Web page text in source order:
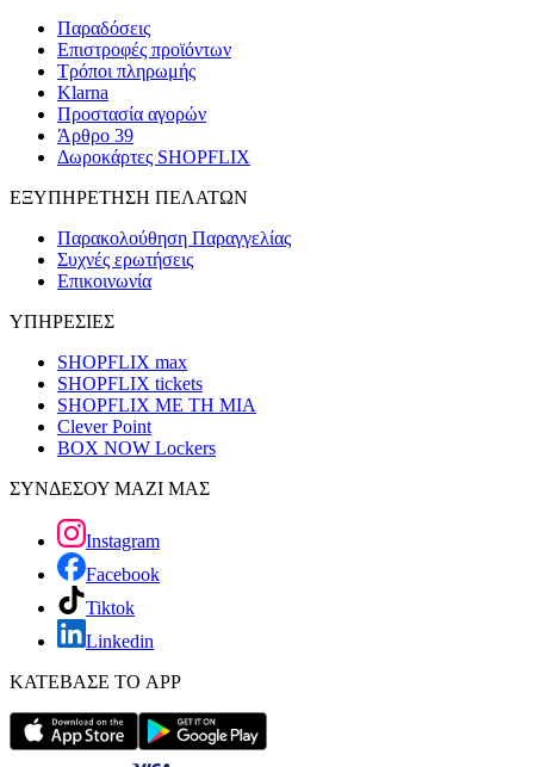
Παραδόσεις
Επιστροφές προϊόντων
Τρόποι πληρωμής
Klarna
Προστασία αγορών
Άρθρο 39
Δωροκάρτες SHOPFLIX
ΕΞΥΠΗΡΕΤΗΣΗ ΠΕΛΑΤΩΝ
Παρακολούθηση Παραγγελίας
Συχνές ερωτήσεις
Επικοινωνία
ΥΠΗΡΕΣΙΕΣ
SHOPFLIX max
SHOPFLIX tickets
SHOPFLIX ΜΕ ΤΗ ΜΙΑ
Clever Point
BOX NOW Lockers
ΣΥΝΔΕΣΟΥ ΜΑΖΙ ΜΑΣ
Instagram
Facebook
Tiktok
Linkedin
ΚΑΤΕΒΑΣΕ ΤΟ APP